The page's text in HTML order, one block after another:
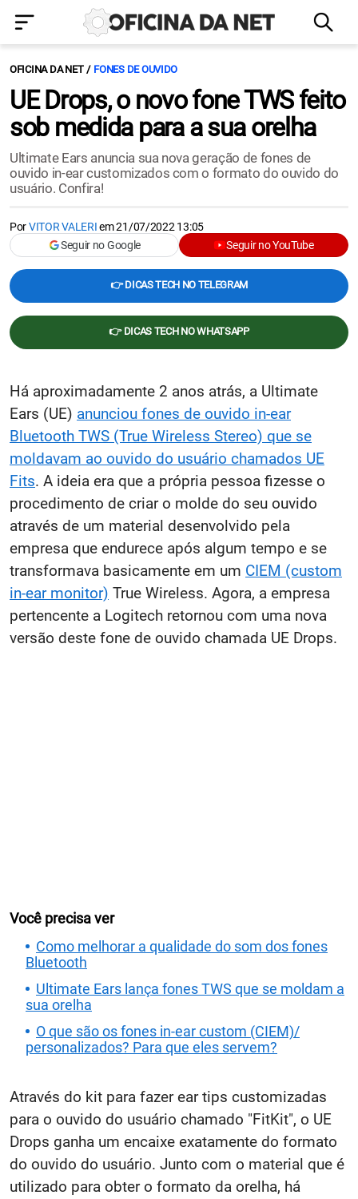
OFICINA DA NET FONES DE OUVIDO
UE Drops, o novo fone TWS feito
sob medida para a sua orelha
Ultimate Ears anuncia sua nova geração de fones de
ouvido in-ear customizados com o formato do ouvido do
usuário. Confira!
PorVITOR VALERIem21/07/2022 13:05
Seguir no Google
Seguir no YouTube
👉 DICAS TECH NO TELEGRAM
👉 DICAS TECH NO WHATSAPP
Há aproximadamente 2 anos atrás, a Ultimate
Ears (UE) anunciou fones de ouvido in-ear
Bluetooth TWS (True Wireless Stereo) que se
moldavam ao ouvido do usuário chamados UE
Fits. A ideia era que a própria pessoa fizesse o
procedimento de criar o molde do seu ouvido
através de um material desenvolvido pela
empresa que endurece após algum tempo e se
transformava basicamente em um CIEM (custom
in-ear monitor) True Wireless. Agora, a empresa
pertencente a Logitech retornou com uma nova
versão deste fone de ouvido chamada UE Drops.
Você precisa ver
Como melhorar a qualidade do som dos fones
Bluetooth
Ultimate Ears lança fones TWS que se moldam a
sua orelha
O que são os fones in-ear custom (CIEM)/
personalizados? Para que eles servem?
Através do kit para fazer ear tips customizadas
para o ouvido do usuário chamado "FitKit", o UE
Drops ganha um encaixe exatamente do formato
do ouvido do usuário. Junto com o material que é
utilizado para obter o formato da orelha, há